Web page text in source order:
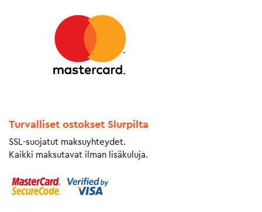
Turvalliset ostokset Slurpilta
SSL-suojatut maksuyhteydet.
Kaikki maksutavat ilman lisäkuluja.